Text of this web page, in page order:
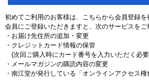
初めてご利用のお客様は、こちらから会員登録を
会員にご登録いただきますと、次のサービスをご
・お届け先住所の追加・変更
・クレジットカード情報の保管
(次回ご購入時にカード番号を入力いただく必
・メールマガジンの購読内容の変更
・南江堂が発行している「オンラインアクセス